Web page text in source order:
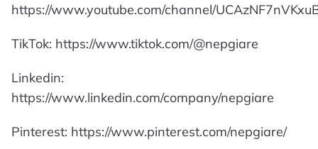
https://www.youtube.com/channel/
TikTok: https://www.tiktok.com/@nepgiare
Linkedin:
https://www.linkedin.com/company/nepgiare
Pinterest: https://www.pinterest.com/nepgiare/